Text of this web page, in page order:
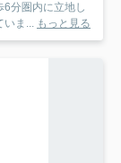
分圏内に立地し
いま... もっと見る